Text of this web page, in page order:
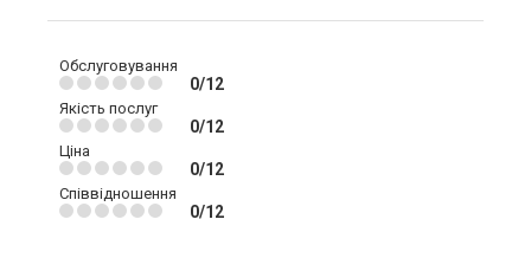
Обслуговування
0/12
Якість послуг
0/12
Ціна
0/12
Співвідношення
0/12